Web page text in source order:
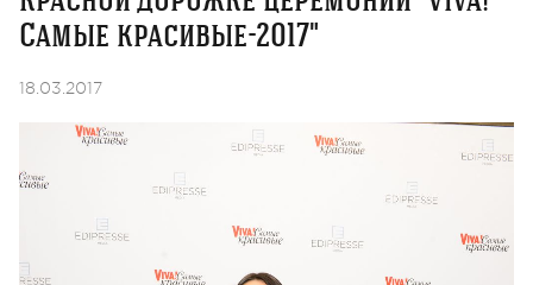
Самые красивые-2017"
18.03.2017